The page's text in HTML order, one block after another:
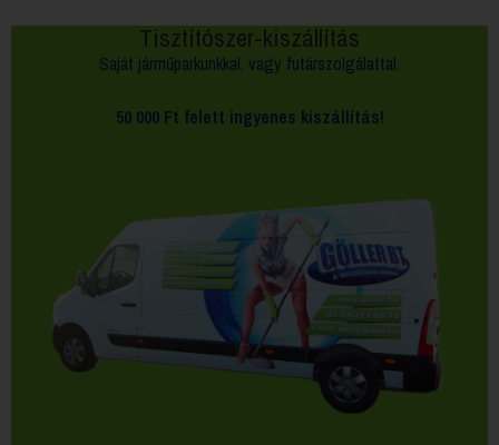
Tisztítószer-kiszállítás
Saját járműparkunkkal, vagy futárszolgálattal.
50 000 Ft felett ingyenes kiszállítás!